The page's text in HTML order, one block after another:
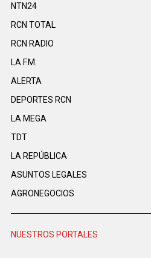
NTN24
RCN TOTAL
RCN RADIO
LA F.M.
ALERTA
DEPORTES RCN
LA MEGA
TDT
LA REPÚBLICA
ASUNTOS LEGALES
AGRONEGOCIOS
NUESTROS PORTALES